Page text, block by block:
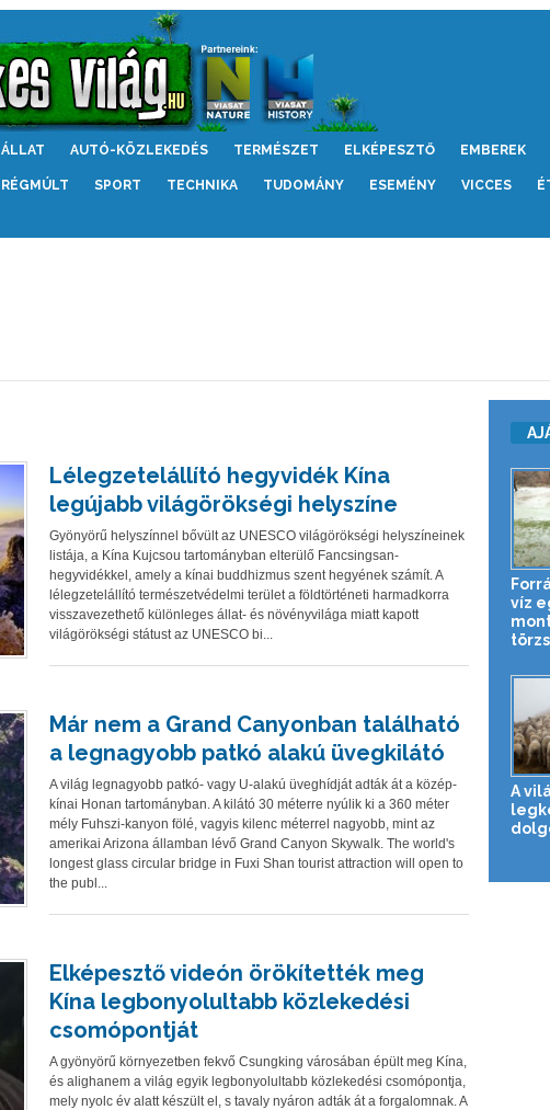
ÁLLAT AUTÓ-KÖZLEKEDÉS TERMÉSZET ELKÉPESZTŐ EMBEREK
RÉGMÚLT SPORT TECHNIKA TUDOMÁNY ESEMÉNY VICCES
Lélegzetelállító hegyvidék Kína
legújabb világörökségi helyszíne
Gyönyörű helyszínnel bővült az UNESCO világörökségi helyszíneinek
listája, a Kína Kujcsou tartományban elterülő Fancsingsan-
hegyvidékkel, amely a kínai buddhizmus szent hegyének számít. A
lélegzetelállító természetvédelmi terület a földtörténeti harmadkorra
visszavezethető különleges állat- és növényvilága miatt kapott
világörökségi státust az UNESCO bi...
Már nem a Grand Canyonban található
a legnagyobb patkó alakú üvegkilátó
A világ legnagyobb patkó- vagy U-alakú üveghídját adták át a közép-
kínai Honan tartományban. A kilátó 30 méterre nyúlik ki a 360 méter
mély Fuhszi-kanyon fölé, vagyis kilenc méterrel nagyobb, mint az
amerikai Arizona államban lévő Grand Canyon Skywalk. The world's
longest glass circular bridge in Fuxi Shan tourist attraction will open to
the publ...
Elképesztő videón örökítették meg
Kína legbonyolultabb közlekedési
csomópontját
A gyönyörű környezetben fekvő Csungking városában épült meg Kína,
és alighanem a világ egyik legbonyolultabb közlekedési csomópontja,
mely nyolc év alatt készült el, s tavaly nyáron adták át a forgalomnak. A
víz
A